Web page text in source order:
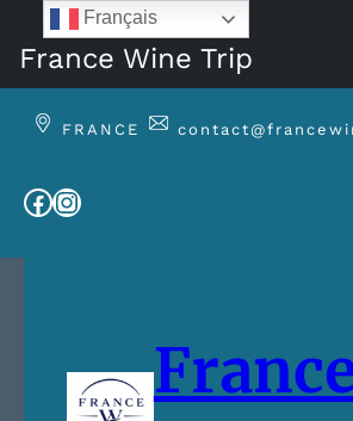
France Wine Trip
FRANCE
Facebook
Instagram
Français